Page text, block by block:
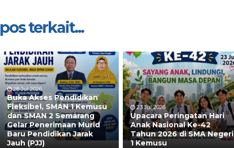
pos terkait...
28 Jul 2026
Buka Akses Pendidikan
Fleksibel, SMAN 1 Kemusu
dan SMAN 2 Semarang
Gelar Penerimaan Murid
Baru Pendidikan Jarak
Jauh (PJJ)
23 Jul 2026
Upacara Peringatan Hari
Anak Nasional Ke-42
Tahun 2026 di SMA Negeri
1 Kemusu